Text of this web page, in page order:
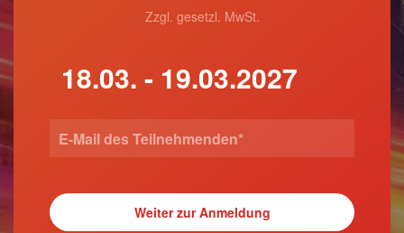
Zzgl. gesetzl. MwSt.